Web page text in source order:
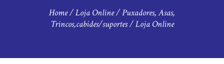
Home/Loja Online/Puxadores, Asas,
Trincos,cabides/suportes/Loja Online